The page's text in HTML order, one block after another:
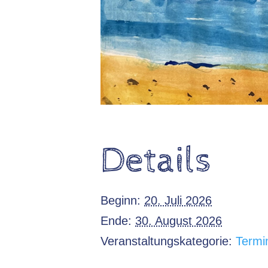
Details
Beginn: 20. Juli 2026
Ende: 30. August 2026
Veranstaltungskategorie: